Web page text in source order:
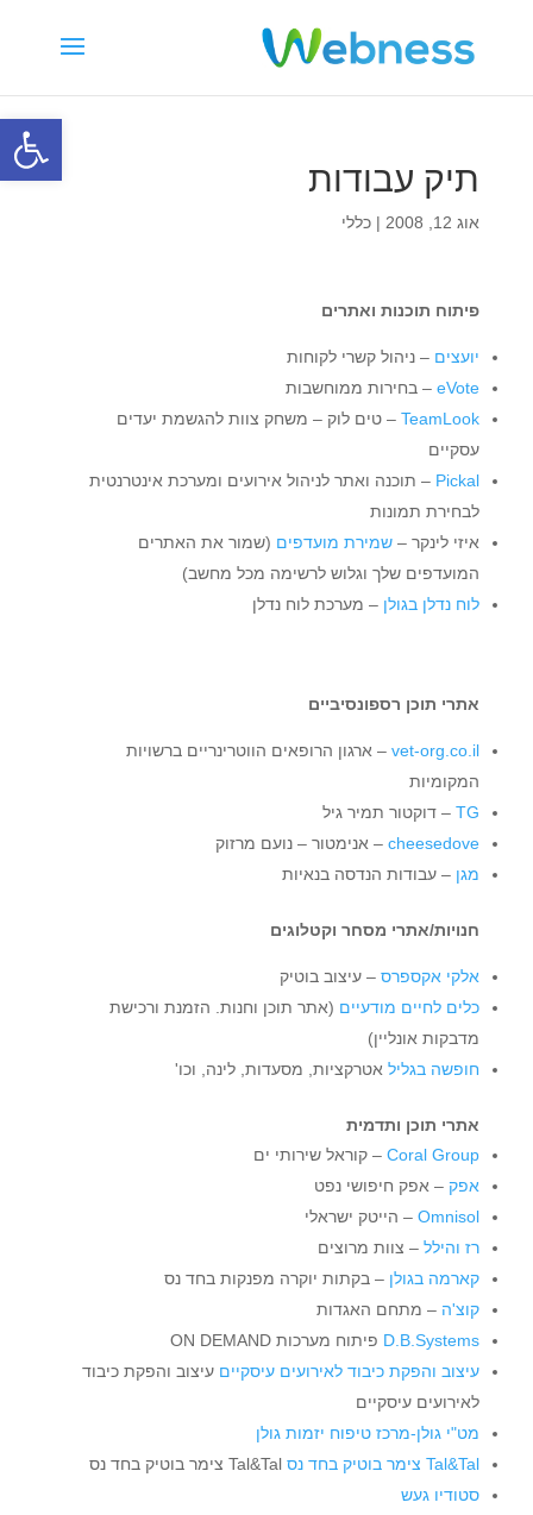
פתח
תיק עבודות
אוג 12, 2008 | כללי
פיתוח תוכנות ואתרים
יועצים – ניהול קשרי לקוחות
eVote– בחירות ממוחשבות
TeamLook– טים לוק – משחק צוות להגשמת יעדים
עסקיים
Pickal – תוכנה ואתר לניהול אירועים ומערכת אינטרנטית
לבחירת תמונות
איזי לינקר – שמירת מועדפים (שמור את האתרים
המועדפים שלך וגלוש לרשימה מכל מחשב)
לוח נדלן בגולן – מערכת לוח נדלן
אתרי תוכן רספונסיביים
vet-org.co.il– ארגון הרופאים הווטרינריים ברשויות
המקומיות
TG– דוקטור תמיר גיל
cheesedove– אנימטור – נועם מרזוק
מגן – עבודות הנדסה בנאיות
חנויות/אתרי מסחר וקטלוגים
אלקי אקספרס– עיצוב בוטיק
כלים לחיים מודעיים (אתר תוכן וחנות. הזמנת ורכישת
מדבקות אונליין)
חופשה בגלילאטרקציות, מסעדות, לינה, וכו'
אתרי תוכן ותדמית
Coral Group– קוראל שירותי ים
אפק– אפק חיפושי נפט
Omnisol– הייטק ישראלי
רז והילל– צוות מרוצים
קארמה בגולן – בקתות יוקרה מפנקות בחד נס
קוצ'ה – מתחם האגדות
D.B.Systems פיתוח מערכות ON DEMAND
עיצוב והפקת כיבוד לאירועים עיסקיים עיצוב והפקת כיבוד
לאירועים עיסקיים
מט"י גולן-מרכז טיפוח יזמות גולן
Tal&Tal צימר בוטיק בחד נס
Tal&Tal צימר בוטיק בחד נס
סטודיו געש